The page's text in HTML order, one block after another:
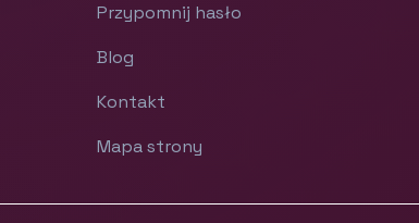
Przypomnij hasło
Blog
Kontakt
Mapa strony